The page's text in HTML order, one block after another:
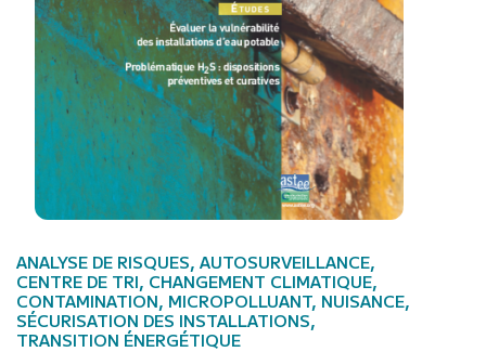
ANALYSE DE RISQUES, AUTOSURVEILLANCE,
CENTRE DE TRI, CHANGEMENT CLIMATIQUE,
CONTAMINATION, MICROPOLLUANT, NUISANCE,
SÉCURISATION DES INSTALLATIONS,
TRANSITION ÉNERGÉTIQUE